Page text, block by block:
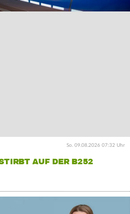
So. 09.08.2026 07:32 Uhr
AUF DER B252